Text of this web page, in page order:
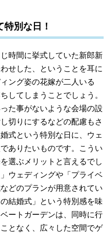
別な日！
時間に挙式していた新郎新
せした、ということを耳に
ング姿の花嫁が二人いる
してしまうことでしょう。
た事がないような会場の設
切りにするなどの配慮もさ
式という特別な日に、ウェ
ありたいものです。こうい
選ぶメリットと言えるでし
ウェディングや「プライベ
どのプランが用意されてい
結婚式」という特別感を味
ートガーデンは、同時に行
となく、広々した空間でゲ